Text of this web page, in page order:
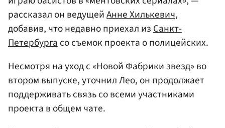
рассказал он ведущейАнне Хилькевич,
добавив, что недавно приехал изСанкт-
Петербургасо съемок проекта о полицейских.
Несмотря на уход с «Новой Фабрики звезд» во
втором выпуске, уточнил Лео, он продолжает
поддерживать связь со всеми участниками
проекта в общем чате.